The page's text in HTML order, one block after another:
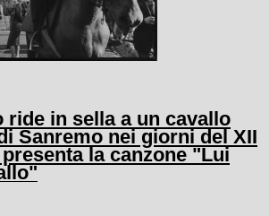
ride in sella a un cavallo
Sanremo nei giorni del XII
la canzone "Lui